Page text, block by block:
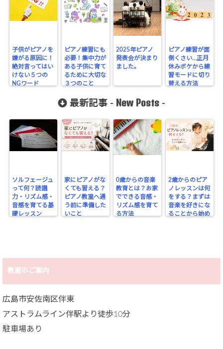
子供がピアノを
嫌がる原因に！
絶対言ってはい
けない５つの
NGワード
ピアノ練習にも
必要！集中力が
ある子供に育て
るために大切な
３つのこと
2025年ピアノ
発表会が決まり
ました。
ピアノ練習が面
倒くさい…正月
休みボケから練
習モードに切り
替える方法
最新記事 - New Posts -
ソルフェージュ
って何？読譜
力・リズム感・
音感を育てる基
礎レッスン
家にピアノがな
くても習える？
ピアノ教室へ通
う前に準備した
いこと
0歳からの音楽
教育とは？お家
でできる音感・
リズム感を育て
る方法
2歳からのピア
ノレッスンは何
をする？まずは
音楽を好きにな
ることから始め
教室のご案内
広島市安佐南区伴東
アストラムライン伴駅より徒歩10分
駐車場あり